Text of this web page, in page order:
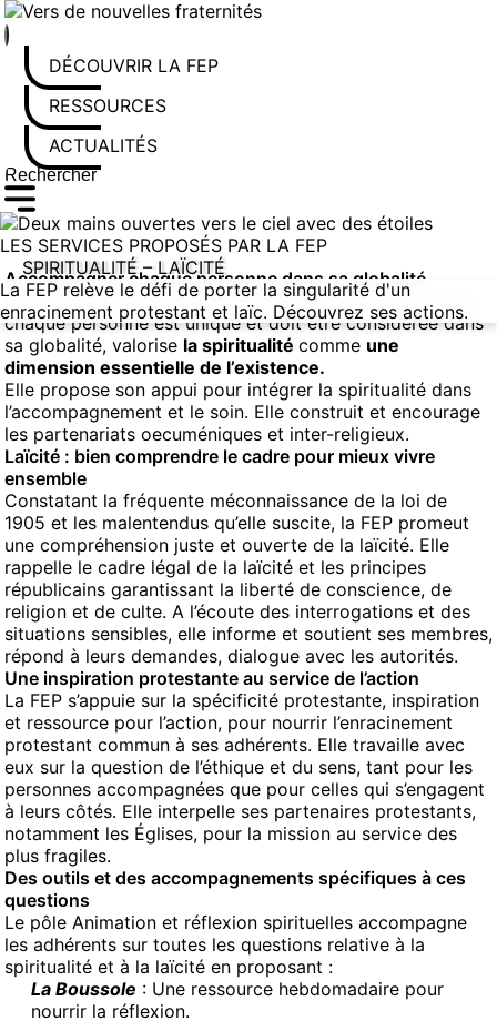
Aller
au
contenuDÉCOUVRIR LA FEP
RESSOURCES
ACTUALITÉS
Rechercher sur le site
Saisissez au moins 3 caractères pour lancer la recherche
LES SERVICES PROPOSÉS PAR LA FEP
SPIRITUALITÉ – LAÏCITÉ
La FEP relève le défi de porter la singularité d'un
enracinement protestant et laïc. Découvrez ses actions.
Accompagner chaque personne dans sa globalité
La Fédération de l’Entraide Protestante, convaincue que
chaque personne est unique et doit être considérée dans
sa globalité, valorise la spiritualité comme une
dimension essentielle de l’existence.
Elle propose son appui pour intégrer la spiritualité dans
l’accompagnement et le soin. Elle construit et encourage
les partenariats oecuméniques et inter-religieux.
Laïcité : bien comprendre le cadre pour mieux vivre
ensemble
Constatant la fréquente méconnaissance de la loi de
1905 et les malentendus qu’elle suscite, la FEP promeut
une compréhension juste et ouverte de la laïcité. Elle
rappelle le cadre légal de la laïcité et les principes
républicains garantissant la liberté de conscience, de
religion et de culte. A l’écoute des interrogations et des
situations sensibles, elle informe et soutient ses membres,
répond à leurs demandes, dialogue avec les autorités.
Une inspiration protestante au service de l’action
La FEP s’appuie sur la spécificité protestante, inspiration
et ressource pour l’action, pour nourrir l’enracinement
protestant commun à ses adhérents. Elle travaille avec
eux sur la question de l’éthique et du sens, tant pour les
personnes accompagnées que pour celles qui s’engagent
à leurs côtés. Elle interpelle ses partenaires protestants,
notamment les Églises, pour la mission au service des
plus fragiles.
Des outils et des accompagnements spécifiques à ces
questions
Le pôle Animation et réflexion spirituelles accompagne
les adhérents sur toutes les questions relative à la
spiritualité et à la laïcité en proposant :
La Boussole : Une ressource hebdomadaire pour
nourrir la réflexion.